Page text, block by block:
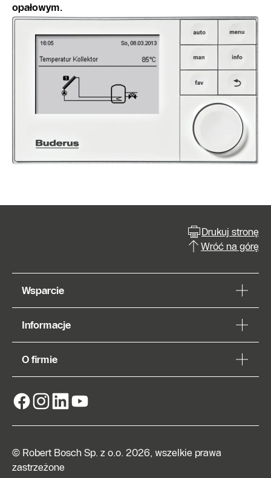
opałowym.
Drukuj stronę
Wróć na górę
Wsparcie
Informacje
O firmie
© Robert Bosch Sp. z o.o. 2026, wszelkie prawa
zastrzeżone